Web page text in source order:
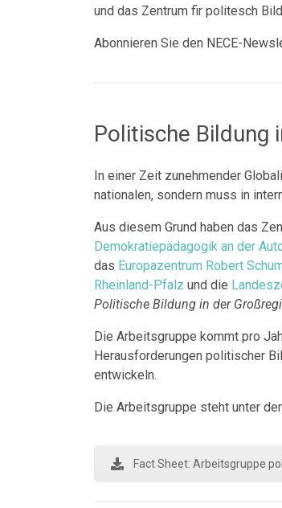
und das Zentrum fir politesch
Abonnieren Sie den NECE-
Politische Bildung
In einer Zeit zunehmender
nationalen, sondern muss in
Aus diesem Grund haben das
Demokratiepädagogik an der
das Europazentrum Robert
Rheinland-Pfalz und die
Politische Bildung in der
Die Arbeitsgruppe kommt pro
Herausforderungen politischer
entwickeln.
Die Arbeitsgruppe steht unter
Fact Sheet: Arbeitsgruppe